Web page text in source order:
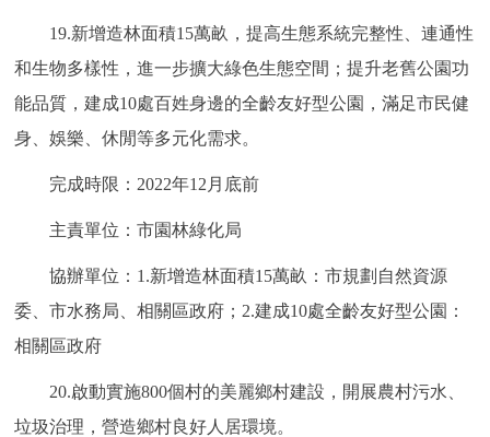
19.新增造林面積15萬畝，提高生態系統完整性、連通性
和生物多樣性，進一步擴大綠色生態空間；提升老舊公園功
能品質，建成10處百姓身邊的全齡友好型公園，滿足市民健
身、娛樂、休閒等多元化需求。
完成時限：2022年12月底前
主責單位：市園林綠化局
協辦單位：1.新增造林面積15萬畝：市規劃自然資源
委、市水務局、相關區政府；2.建成10處全齡友好型公園：
相關區政府
20.啟動實施800個村的美麗鄉村建設，開展農村污水、
垃圾治理，營造鄉村良好人居環境。